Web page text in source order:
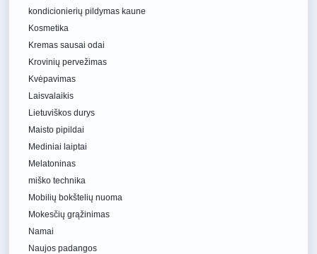
kondicionierių pildymas kaune
Kosmetika
Kremas sausai odai
Krovinių pervežimas
Kvėpavimas
Laisvalaikis
Lietuviškos durys
Maisto pipildai
Mediniai laiptai
Melatoninas
miško technika
Mobilių bokštelių nuoma
Mokesčių grąžinimas
Namai
Naujos padangos